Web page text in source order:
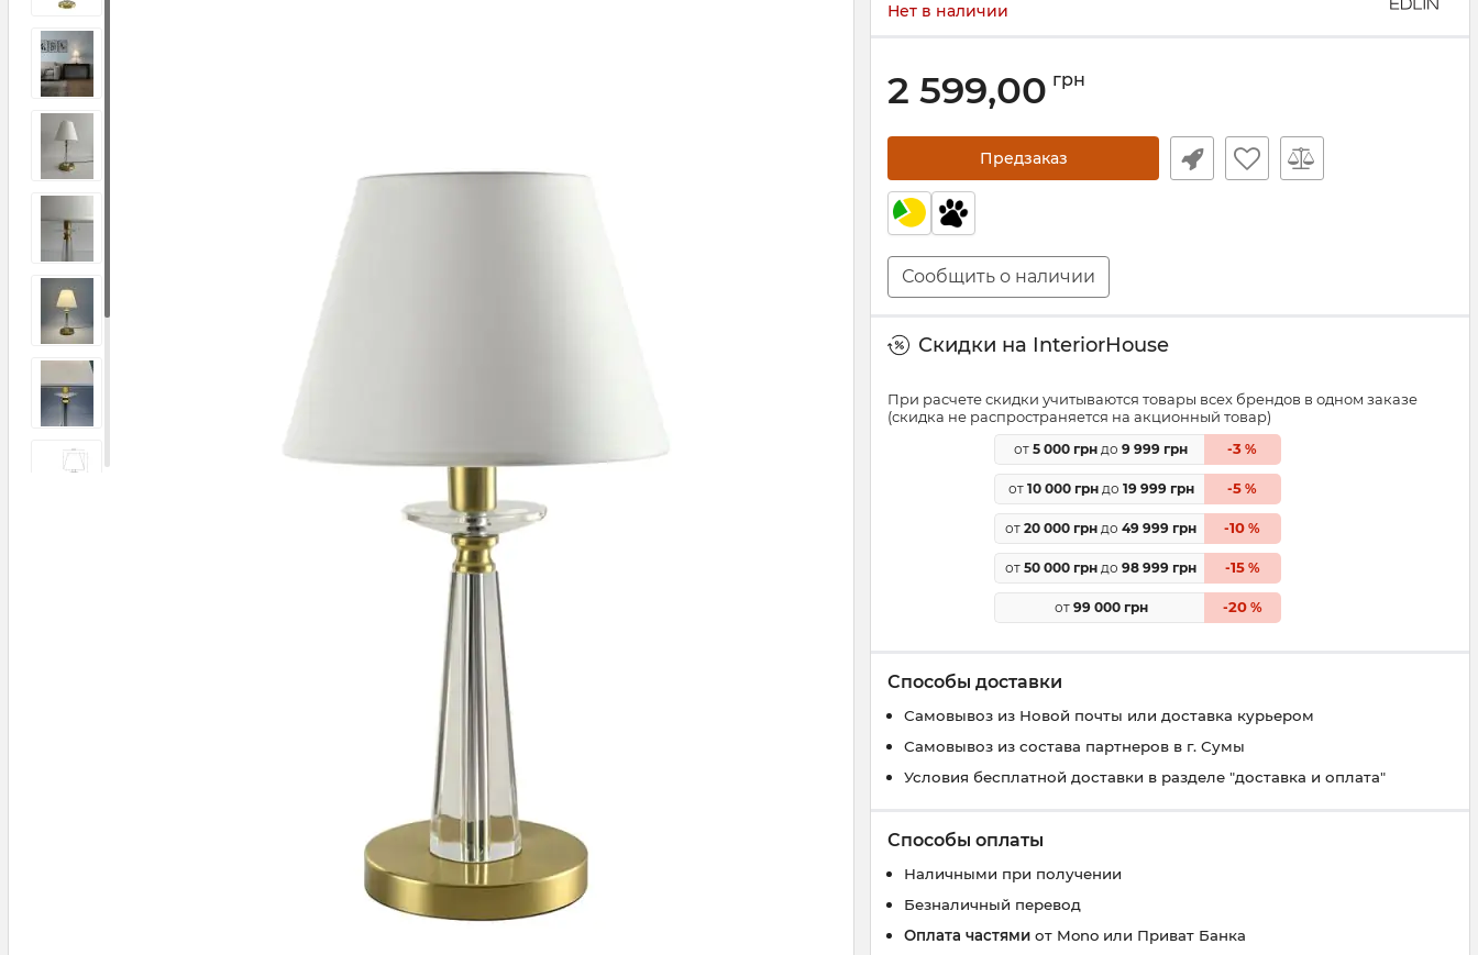
Нет в наличии
2 599,00 грн
Предзаказ
Сообщить о наличии
Скидки на InteriorHouse
При расчете скидки учитываются товары всех брендов в одном заказе
(скидка не распространяется на акционный товар)
от 5 000 грн до 9 999 грн -3 %
от 10 000 грндо 19 999 грн -5 %
от 20 000 грн до 49 999 грн -10 %
от 50 000 грн до 98 999 грн -15%
от 99 000 грн -20%
Способы доставки
Самовывоз из Новой почты или доставка курьером
Самовывоз из состава партнеров в г. Сумы
Условия бесплатной доставки в разделе "доставка и оплата"
Способы оплаты
Наличными при получении
Безналичный перевод
Оплата частями от Mono или Приват Банка